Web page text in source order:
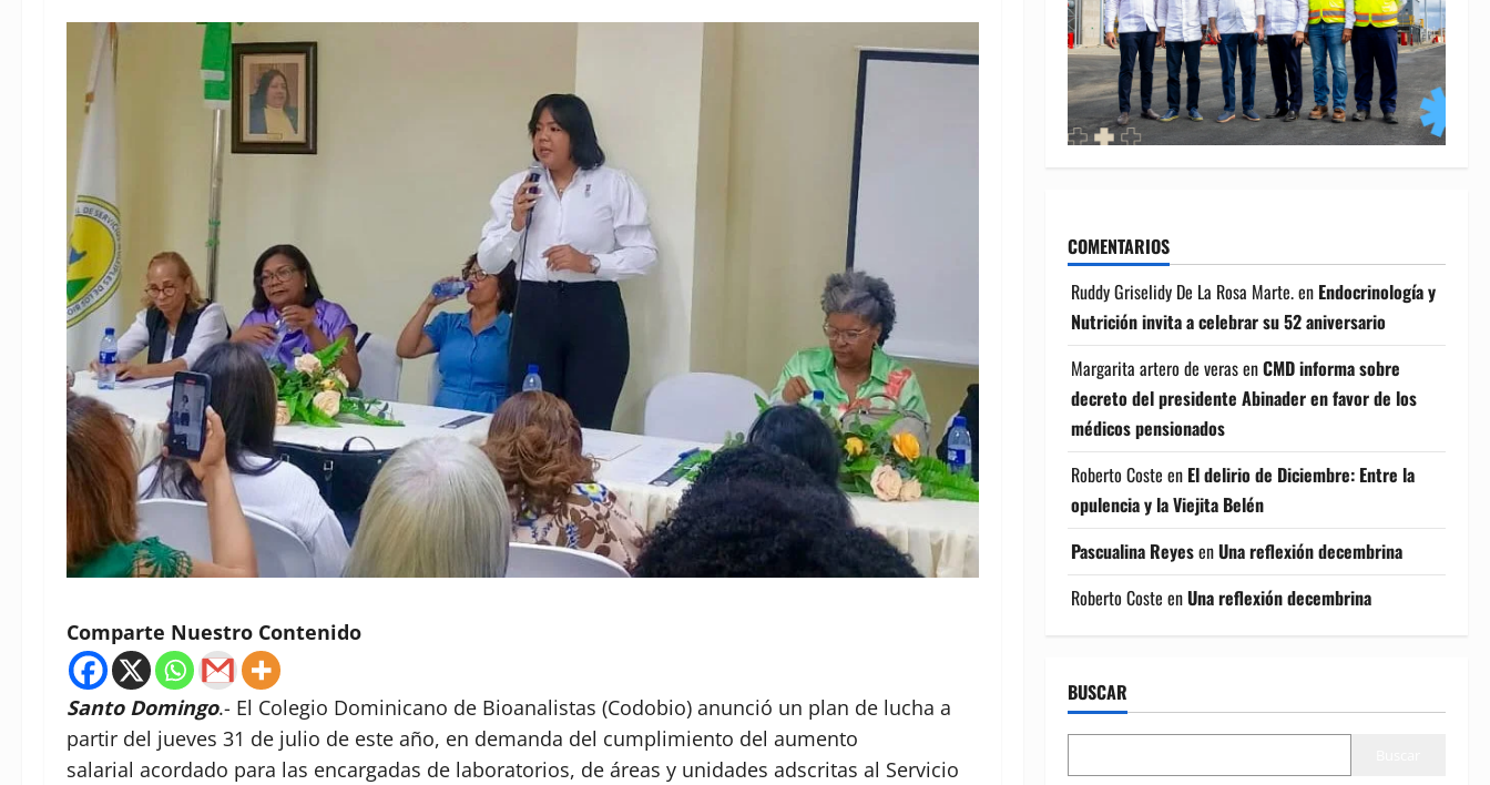
Comparte Nuestro Contenido
Santo Domingo.- El Colegio Dominicano de Bioanalistas (Codobio) anunció un plan de lucha a
partir del jueves 31 de julio de este año, en demanda del cumplimiento del aumento
salarial acordado para las encargadas de laboratorios, de áreas y unidades adscritas al Servicio
COMENTARIOS
Ruddy Griselidy De La Rosa Marte.en Endocrinología y
Nutrición invita a celebrar su 52 aniversario
Margarita artero de verasenCMD informa sobre
decreto del presidente Abinader en favor de los
médicos pensionados
Roberto Coste en El delirio de Diciembre: Entre la
opulencia y la Viejita Belén
Pascualina ReyesenUna reflexión decembrina
Roberto Coste enUna reflexión decembrina
BUSCAR